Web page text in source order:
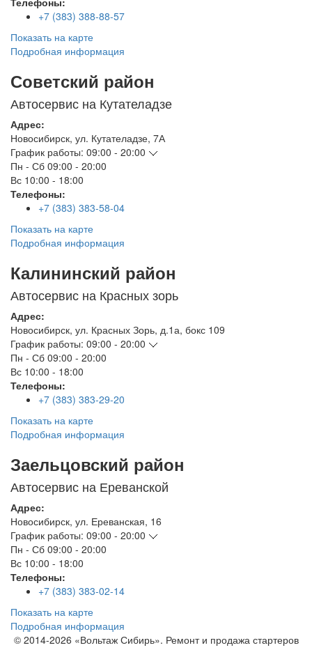
+7 (383) 388-88-57
Показать на карте
Подробная информация
Советский район
Автосервис на Кутателадзе
Адрес:
Новосибирск, ул. Кутателадзе, 7А
График работы: 09:00 - 20:00
Пн - Сб 09:00 - 20:00
Вс 10:00 - 18:00
Телефоны:
+7 (383) 383-58-04
Показать на карте
Подробная информация
Калининский район
Автосервис на Красных зорь
Адрес:
Новосибирск, ул. Красных Зорь, д.1а, бокс 109
График работы: 09:00 - 20:00
Пн - Сб 09:00 - 20:00
Вс 10:00 - 18:00
Телефоны:
+7 (383) 383-29-20
Показать на карте
Подробная информация
Заельцовский район
Автосервис на Ереванской
Адрес:
Новосибирск, ул. Ереванская, 16
График работы: 09:00 - 20:00
Пн - Сб 09:00 - 20:00
Вс 10:00 - 18:00
Телефоны:
+7 (383) 383-02-14
Показать на карте
Подробная информация
© 2014-2026 «Вольтаж Сибирь». Ремонт и продажа стартеров